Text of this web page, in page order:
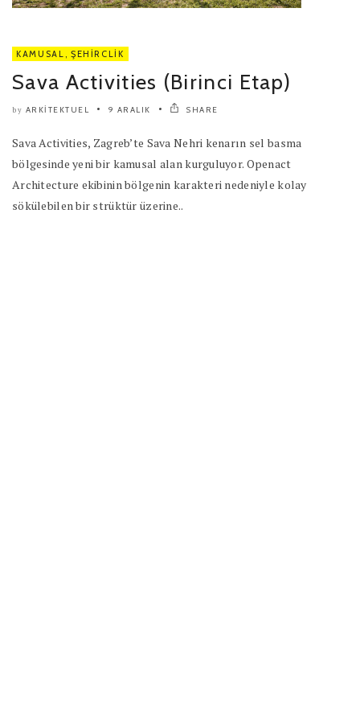
KAMUSAL , ŞEHIRCLIK
Sava Activities (Birinci Etap)
by ARKITEKTUEL 9 ARALIK SHARE
Sava Activities, Zagreb’te Sava Nehri kenarın sel basma
bölgesinde yeni bir kamusal alan kurguluyor. Openact
Architecture ekibinin bölgenin karakteri nedeniyle kolay
sökülebilen bir strüktür üzerine..